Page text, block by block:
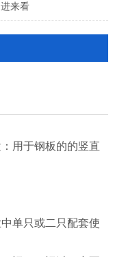
来看
用于钢板的的竖直
单只或二只配套使